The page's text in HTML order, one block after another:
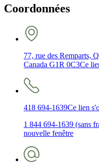
Coordonnées
77, rue des Remparts,
Canada G1R 0C3Ce
418 694-1639Ce lien
1 844 694-1639 (sans
nouvelle fenêtre